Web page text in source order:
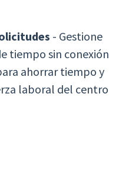
- Gestione
tiempo sin conexión
ahorrar tiempo y
laboral del centro